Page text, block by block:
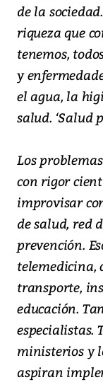
de la
riqueza que
tenemos,
y
el agua, la
salud. ‘Salud
Los
con rigor
improvisar
de salud, red
prevención.
telemedicina,
transporte,
educación.
especialistas.
ministerios y
aspiran